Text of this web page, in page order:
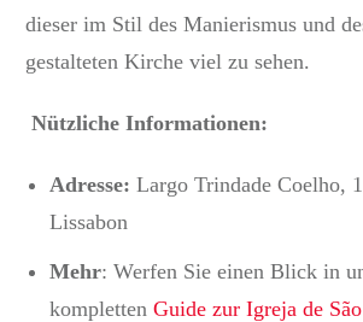
dieser im Stil des Manierismus und
gestalteten Kirche viel zu sehen.
Nützliche Informationen:
Adresse: Largo Trindade Coelho,
Lissabon
Mehr: Werfen Sie einen Blick in
kompletten Guide zur Igreja de